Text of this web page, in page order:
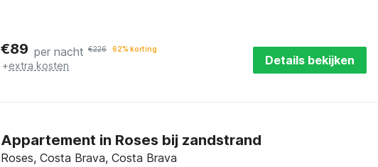
€89 per nacht €226 62% korting
+extra kosten Details bekijken
Appartement in Roses bij zandstrand
Roses, Costa Brava, Costa Brava